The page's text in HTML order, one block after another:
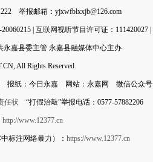
举报邮箱：yjxwfblxxjb@126.com
| 互联网视听节目许可证：111420027 |
永嘉县委主管 永嘉县融媒体中心主办
All Rights Reserved.
纸：今日永嘉 网站：永嘉网 微信公众号
任状“打假治敲”举报电话：0577-57882206
http://www.12377.cn
标注网络暴力）： https://www.12377.cn